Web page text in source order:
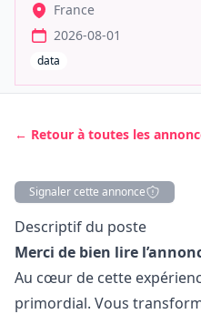
France
2026-08-01
data
← Retour à toutes les
Signaler cette annonce
Description
Descriptif du poste
Merci de bien lire
Au cœur de cette
primordial. Vous